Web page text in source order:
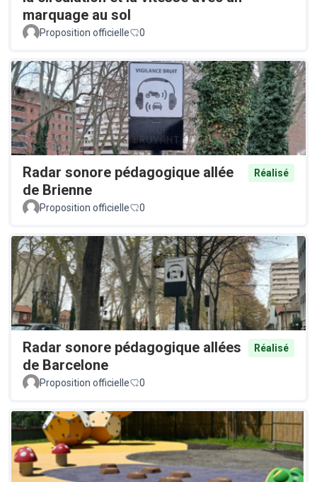
marquage au sol
Proposition officielle 0
Radar sonore pédagogique allée
de Brienne
Réalisé
Proposition officielle 0
Radar sonore pédagogique allées
de Barcelone
Réalisé
Proposition officielle 0